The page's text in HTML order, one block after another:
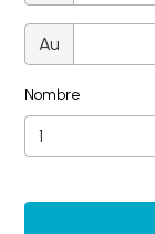
Au
Nombre